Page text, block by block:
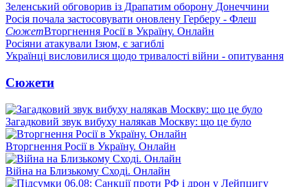
Зеленський обговорив із Драпатим оборону Донеччини
Росія почала застосовувати оновлену Герберу - Флеш
СюжетВторгнення Росії в Україну. Онлайн
Росіяни атакували Ізюм, є загиблі
Українці висловилися щодо тривалості війни - опитування
Сюжети
Загадковий звук вибуху налякав Москву: що це було
Вторгнення Росії в Україну. Онлайн
Війна на Близькому Сході. Онлайн